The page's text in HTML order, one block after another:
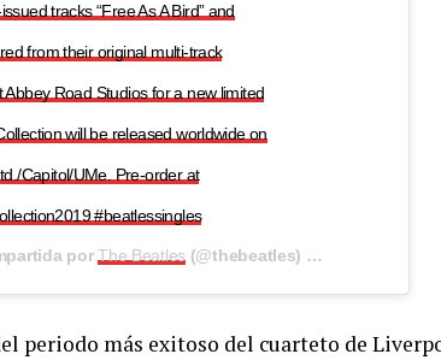
tracks “Free As A Bird” and
from their original multi-track
Road Studios for a new limited
will be released worldwide on
Capitol/UMe. Pre-order at
#beatlessingles
porThe Beatles (@thebeatles) el
periodo más exitoso del cuarteto de